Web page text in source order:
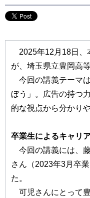
2025年12月18日、
が、埼玉県立豊岡高
今回の講義テーマ
ぼう」。広告の持つ
的な視点から分かり
卒業生によるキャリ
今回の講義には、
さん（2023年3月卒
た。
可児さんにとって